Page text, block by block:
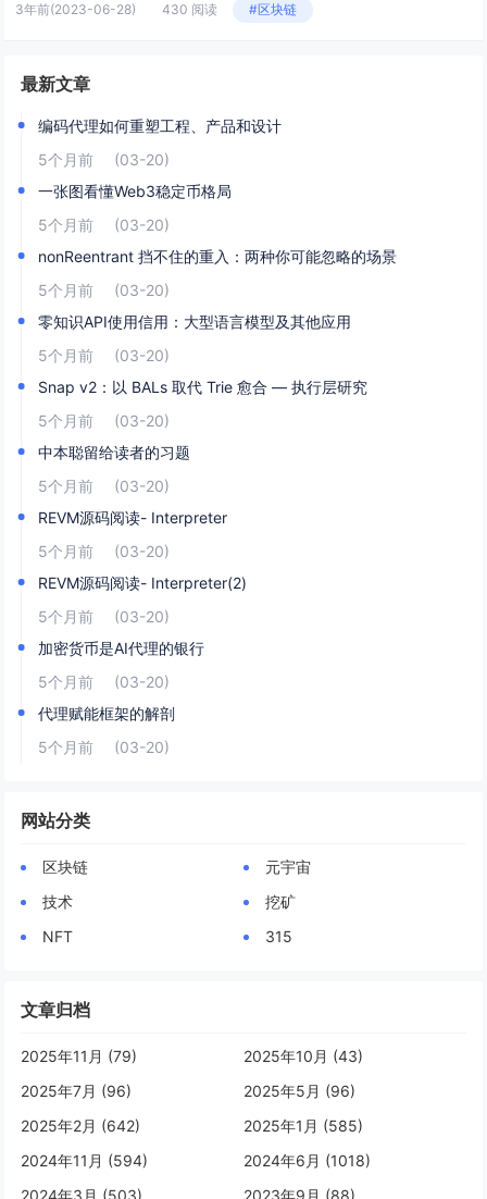
3年前(2023-06-28) 430 阅读 #区块链
最新文章
编码代理如何重塑工程、产品和设计
5个月前
(03-20)
一张图看懂Web3稳定币格局
5个月前
(03-20)
nonReentrant 挡不住的重入：两种你可能忽略的场景
5个月前
(03-20)
零知识API使用信用：大型语言模型及其他应用
5个月前
(03-20)
Snap v2：以 BALs 取代 Trie 愈合 — 执行层研究
5个月前
(03-20)
中本聪留给读者的习题
5个月前
(03-20)
REVM源码阅读- Interpreter
5个月前
(03-20)
REVM源码阅读- Interpreter(2)
5个月前
(03-20)
加密货币是AI代理的银行
5个月前
(03-20)
代理赋能框架的解剖
5个月前
(03-20)
网站分类
区块链
元宇宙
技术
挖矿
NFT
315
文章归档
2025年11月 (79)
2025年10月 (43)
2025年7月 (96)
2025年5月 (96)
2025年2月 (642)
2025年1月 (585)
2024年11月 (594)
2024年6月 (1018)
2024年3月 (503)
2023年9月 (88)